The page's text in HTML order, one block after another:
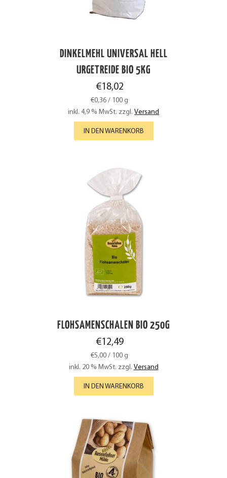
DINKELMEHL UNIVERSAL HELL
URGETREIDE BIO 5KG
€18,02
€0,36 / 100 g
inkl. 4,9 % MwSt. zzgl. Versand
IN DEN WARENKORB
FLOHSAMENSCHALEN BIO 250G
€12,49
€5,00 / 100 g
inkl. 20 % MwSt. zzgl. Versand
IN DEN WARENKORB